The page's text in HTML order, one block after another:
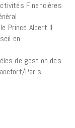
Financières
Prince Albert II
en
de gestion des
Paris